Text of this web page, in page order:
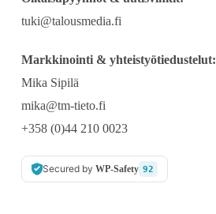
tuki@talousmedia.fi
Markkinointi & yhteistyötiedustelut:
Mika Sipilä
mika@tm-tieto.fi
+358 (0)44 210 0023
Secured by WP-Safety 92